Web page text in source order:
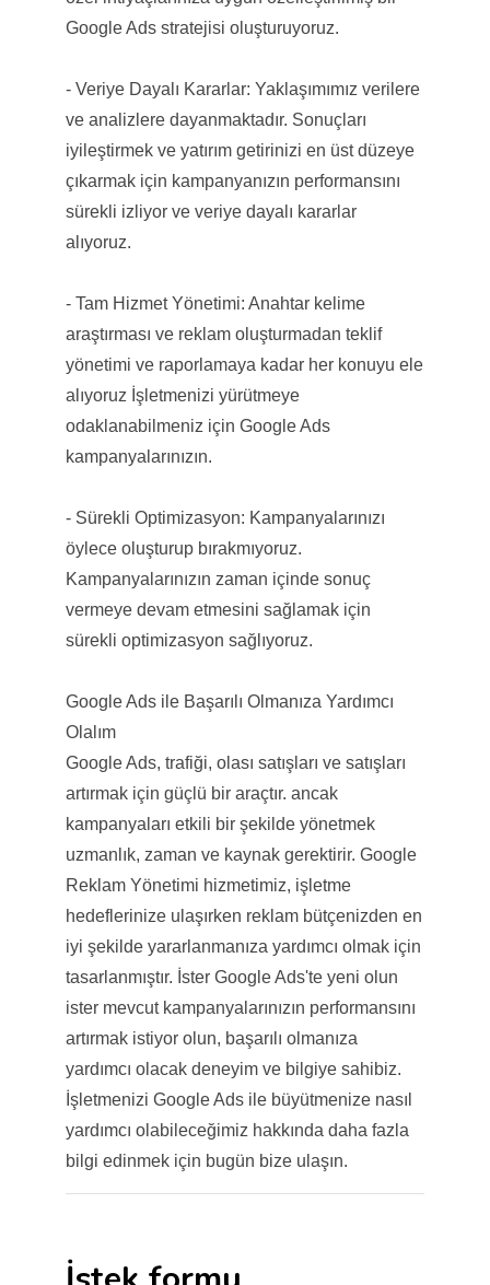
Google Ads stratejisi oluşturuyoruz.
- Veriye Dayalı Kararlar: Yaklaşımımız verilere
ve analizlere dayanmaktadır. Sonuçları
iyileştirmek ve yatırım getirinizi en üst düzeye
çıkarmak için kampanyanızın performansını
sürekli izliyor ve veriye dayalı kararlar
alıyoruz.
- Tam Hizmet Yönetimi: Anahtar kelime
araştırması ve reklam oluşturmadan teklif
yönetimi ve raporlamaya kadar her konuyu ele
alıyoruz İşletmenizi yürütmeye
odaklanabilmeniz için Google Ads
kampanyalarınızın.
- Sürekli Optimizasyon: Kampanyalarınızı
öylece oluşturup bırakmıyoruz.
Kampanyalarınızın zaman içinde sonuç
vermeye devam etmesini sağlamak için
sürekli optimizasyon sağlıyoruz.
Google Ads ile Başarılı Olmanıza Yardımcı
Olalım
Google Ads, trafiği, olası satışları ve satışları
artırmak için güçlü bir araçtır. ancak
kampanyaları etkili bir şekilde yönetmek
uzmanlık, zaman ve kaynak gerektirir. Google
Reklam Yönetimi hizmetimiz, işletme
hedeflerinize ulaşırken reklam bütçenizden en
iyi şekilde yararlanmanıza yardımcı olmak için
tasarlanmıştır. İster Google Ads'te yeni olun
ister mevcut kampanyalarınızın performansını
artırmak istiyor olun, başarılı olmanıza
yardımcı olacak deneyim ve bilgiye sahibiz.
İşletmenizi Google Ads ile büyütmenize nasıl
yardımcı olabileceğimiz hakkında daha fazla
bilgi edinmek için bugün bize ulaşın.